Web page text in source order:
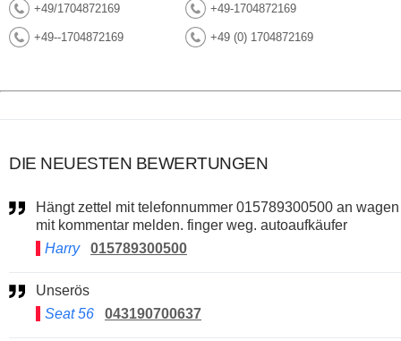
+49/1704872169 +49-1704872169
+49--1704872169 +49 (0) 1704872169
DIE NEUESTEN BEWERTUNGEN
Hängt zettel mit telefonnummer 015789300500 an wagen
mit kommentar melden. finger weg. autoaufkäufer
Harry
015789300500
Unserös
Seat 56
043190700637